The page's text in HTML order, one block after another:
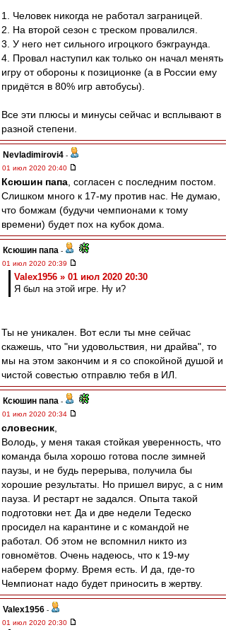
1. Человек никогда не работал заграницей.
2. На второй сезон с треском провалился.
3. У него нет сильного игроцкого бэкграунда.
4. Провал наступил как только он начал менять
игру от обороны к позиционке (а в России ему
придётся в 80% игр автобусы).
Все эти плюсы и минусы сейчас и всплывают в
разной степени.
Nevladimirovi4 -
01 июл 2020 20:40
Ксюшин папа , согласен с последним постом.
Слишком много к 17-му против нас. Не думаю,
что бомжам (будучи чемпионами к тому
времени) будет пох на кубок дома.
Ксюшин папа -
01 июл 2020 20:39
Valex1956 » 01 июл 2020 20:30
Я был на этой игре. Ну и?
Ты не уникален. Вот если ты мне сейчас
скажешь, что "ни удовольствия, ни драйва", то
мы на этом закончим и я со спокойной душой и
чистой совестью отправлю тебя в ИЛ.
Ксюшин папа -
01 июл 2020 20:34
словесник
Володь, у меня такая стойкая уверенность, что
команда была хорошо готова после зимней
паузы, и не будь перерыва, получила бы
хорошие результаты. Но пришел вирус, а с ним
пауза. И рестарт не задался. Опыта такой
подготовки нет. Да и две недели Тедеско
просидел на карантине и с командой не
работал. Об этом не вспомнил никто из
говномётов. Очень надеюсь, что к 19-му
наберем форму. Время есть. И да, где-то
Чемпионат надо будет приносить в жертву.
Valex1956 -
01 июл 2020 20:30